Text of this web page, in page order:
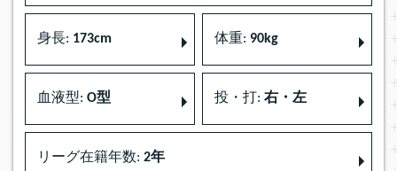
身長: 173cm 体重: 90kg
血液型: O型 投・打: 右・左
リーグ在籍年数: 2年